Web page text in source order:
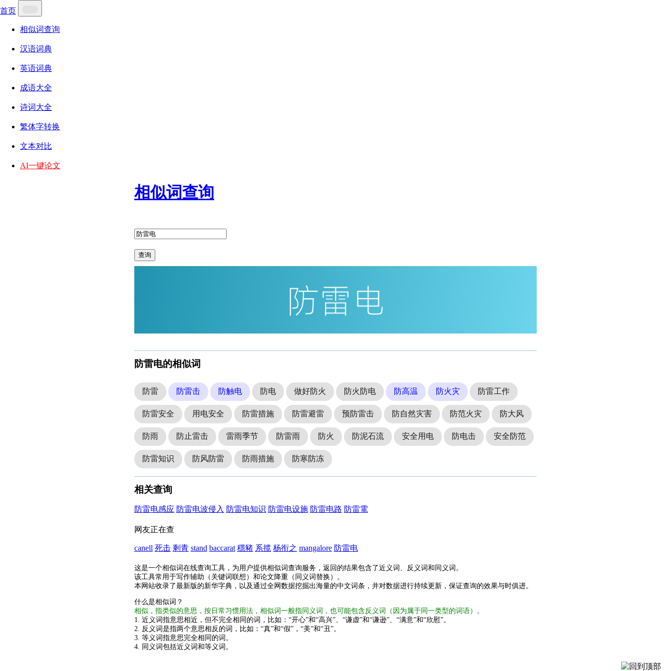
首页
相似词查询
汉语词典
英语词典
成语大全
诗词大全
繁体字转换
文本对比
AI一键论文
相似词查询
查询
防雷电的相似词
防雷 防雷击 防触电 防电 做好防火 防火防电 防高温 防火灾 防雷工作
防雷安全 用电安全 防雷措施 防雷避雷 预防雷击 防自然灾害 防范火灾 防大风
防雨 防止雷击 雷雨季节 防雷雨 防火 防泥石流 安全用电 防电击 安全防范
防雷知识 防风防雷 防雨措施 防寒防冻
相关查询
防雷电感应 防雷电波侵入 防雷电知识 防雷电设施 防雷电路 防雷電
网友正在查
canell 死击 剩青 stand baccarat 穩豬 系揽 杨衔之 mangalore 防雷电
这是一个相似词在线查询工具，为用户提供相似词查询服务，返回的结果包含了近义词、反义词和同义词。
该工具常用于写作辅助（关键词联想）和论文降重（同义词替换）。
本网站收录了最新版的新华字典，以及通过全网数据挖掘出海量的中文词条，并对数据进行持续更新，保证查询的效果与时俱进。
什么是相似词？
相似，指类似的意思，按日常习惯用法，相似词一般指同义词，也可能包含反义词（因为属于同一类型的词语）。
1. 近义词指意思相近，但不完全相同的词，比如：“开心”和“高兴”、“谦虚”和“谦逊”、“满意”和“欣慰”。
2. 反义词是指两个意思相反的词，比如：“真”和“假”，“美”和“丑”。
3. 等义词指意思完全相同的词。
4. 同义词包括近义词和等义词。